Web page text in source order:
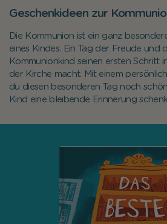
Geschenkideen zur
Die Kommunion ist ein ganz
eines Kindes. Ein Tag der Freude und
Kommunionkind seinen ersten Schritt
der Kirche macht. Mit einem
du diesen besonderen Tag noch
Kind eine bleibende Erinnerung